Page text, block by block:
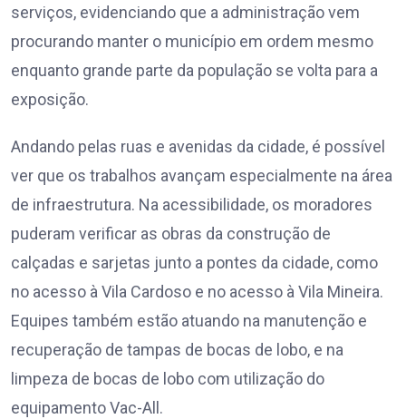
serviços, evidenciando que a administração vem
procurando manter o município em ordem mesmo
enquanto grande parte da população se volta para a
exposição.
Andando pelas ruas e avenidas da cidade, é possível
ver que os trabalhos avançam especialmente na área
de infraestrutura. Na acessibilidade, os moradores
puderam verificar as obras da construção de
calçadas e sarjetas junto a pontes da cidade, como
no acesso à Vila Cardoso e no acesso à Vila Mineira.
Equipes também estão atuando na manutenção e
recuperação de tampas de bocas de lobo, e na
limpeza de bocas de lobo com utilização do
equipamento Vac-All.